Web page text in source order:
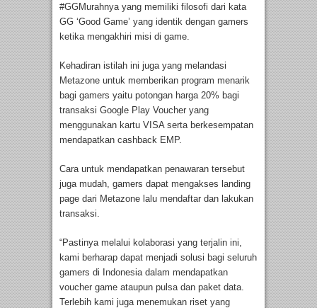
#GGMurahnya yang memiliki filosofi dari kata
GG ‘Good Game’ yang identik dengan gamers
ketika mengakhiri misi di game.
Kehadiran istilah ini juga yang melandasi
Metazone untuk memberikan program menarik
bagi gamers yaitu potongan harga 20% bagi
transaksi Google Play Voucher yang
menggunakan kartu VISA serta berkesempatan
mendapatkan cashback EMP.
Cara untuk mendapatkan penawaran tersebut
juga mudah, gamers dapat mengakses landing
page dari Metazone lalu mendaftar dan lakukan
transaksi.
“Pastinya melalui kolaborasi yang terjalin ini,
kami berharap dapat menjadi solusi bagi seluruh
gamers di Indonesia dalam mendapatkan
voucher game ataupun pulsa dan paket data.
Terlebih kami juga menemukan riset yang